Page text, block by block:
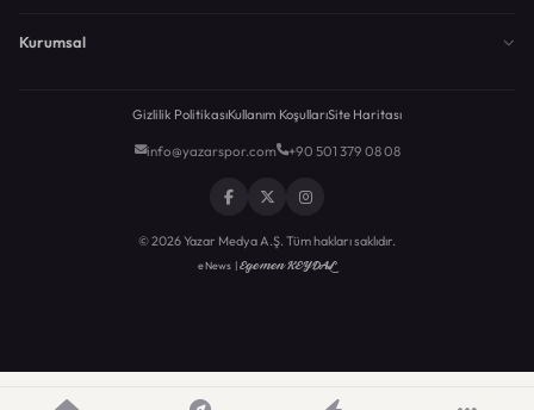
Kurumsal
Gizlilik PolitikasıKullanım KoşullarıSite Haritası
info@yazarspor.com +90 501 379 08 08
© 2026 Yazar Medya A.Ş. Tüm hakları saklıdır.
eNews |Egemen KEYDAL